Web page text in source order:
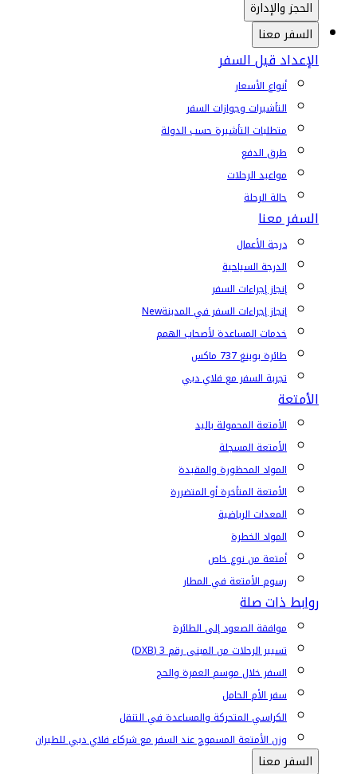
الحجز والإدارة
السفر معنا
الإعداد قبل السفر
أنواع الأسعار
التأشيرات وجوازات السفر
متطلبات التأشيرة حسب الدولة
طرق الدفع
مواعيد الرحلات
حالة الرحلة
السفر معنا
درجة الأعمال
الدرجة السياحية
إنجاز إجراءات السفر
إنجاز إجراءات السفر في المدينةNew
خدمات المساعدة لأصحاب الهمم
طائرة بوينغ 737 ماكس
تجربة السفر مع فلاي دبي
الأمتعة
الأمتعة المحمولة باليد
الأمتعة المسجلة
المواد المحظورة والمقيدة
الأمتعة المتأخرة أو المتضررة
المعدات الرياضية
المواد الخطرة
أمتعة من نوع خاص
رسوم الأمتعة في المطار
روابط ذات صلة
موافقة الصعود إلى الطائرة
تسيير الرحلات من المبنى رقم 3 (DXB)
السفر خلال موسم العمرة والحج
سفر الأم الحامل
الكراسي المتحركة والمساعدة في التنقل
وزن الأمتعة المسموح عند السفر مع شركاء فلاي دبي للطيران
السفر معنا